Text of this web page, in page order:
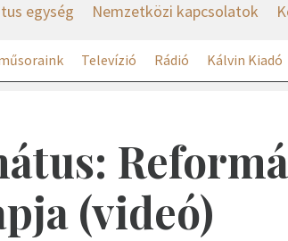
egység Nemzetközi kapcsolatok
Televízió Rádió Kálvin Kiadó
(videó)